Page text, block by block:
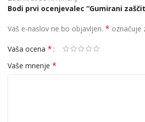
Bodi prvi ocenjevalec “Gumirani
Vaš e-naslov ne bo objavljen. * označuje
Vaša ocena *
Vaše mnenje *